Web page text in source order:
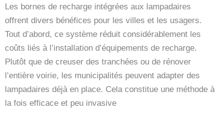
Les bornes de recharge intégrées aux lampadaires
offrent divers bénéfices pour les villes et les usagers.
Tout d’abord, ce système réduit considérablement les
coûts liés à l’installation d’équipements de recharge.
Plutôt que de creuser des tranchées ou de rénover
l’entière voirie, les municipalités peuvent adapter des
lampadaires déjà en place. Cela constitue une méthode à
la fois efficace et peu invasive